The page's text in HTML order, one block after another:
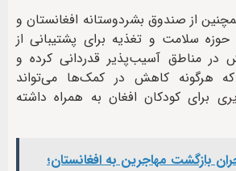
از صندوق بشردوستانه افغانستان و
سلامت و تغذیه برای پشتیبانی از
در مناطق آسیب‌پذیر قدردانی کرده و
هرگونه کاهش در کمک‌ها می‌تواند
برای کودکان افغان به همراه داشته
بازگشت مهاجرین به افغانستان؛